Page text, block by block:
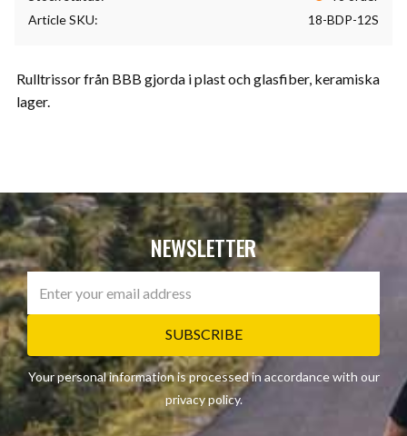
Article SKU
18-BDP-12S
Rulltrissor från BBB gjorda i plast och glasfiber, keramiska
lager.
NEWSLETTER
SUBSCRIBE
Your personal information is processed in accordance with our
privacy policy.